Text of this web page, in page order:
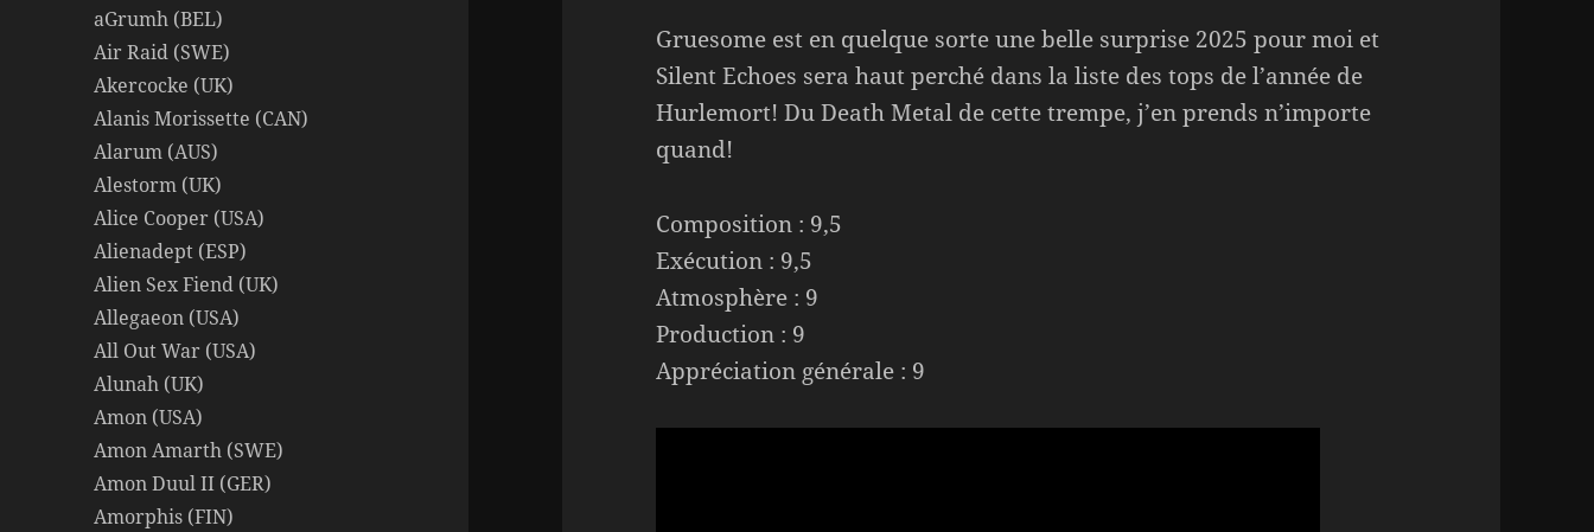
aGrumh (BEL)
Air Raid (SWE)
Akercocke (UK)
Alanis Morissette (CAN)
Alarum (AUS)
Alestorm (UK)
Alice Cooper (USA)
Alienadept (ESP)
Alien Sex Fiend (UK)
Allegaeon (USA)
All Out War (USA)
Alunah (UK)
Amon (USA)
Amon Amarth (SWE)
Amon Duul II (GER)
Amorphis (FIN)
Gruesome est en quelque sorte une belle surprise 2025 pour moi et
Silent Echoes sera haut perché dans la liste des tops de l’année de
Hurlemort! Du Death Metal de cette trempe, j’en prends n’importe
quand!
Composition : 9,5
Exécution : 9,5
Atmosphère : 9
Production : 9
Appréciation générale : 9